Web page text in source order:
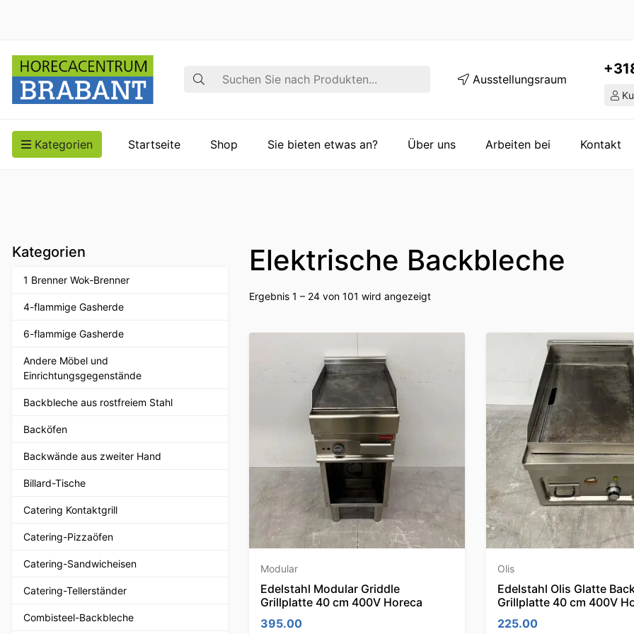
Suche Ausstellungsraum
Kategorien Startseite Shop Sie bieten etwas an? Über uns Arbeiten bei Kontakt
Kategorien
1 Brenner Wok-Brenner
4-flammige Gasherde
6-flammige Gasherde
Andere Möbel und
Einrichtungsgegenstände
Backbleche aus rostfreiem Stahl
Backöfen
Backwände aus zweiter Hand
Billard-Tische
Catering Kontaktgrill
Catering-Pizzaöfen
Catering-Sandwicheisen
Catering-Tellerständer
Combisteel-Backbleche
Elektrische Backbleche
Ergebnis 1 – 24 von 101 wird angezeigt
Modular
Edelstahl Modular Griddle
Grillplatte 40 cm 400V Horeca
395.00
Olis
Edelstahl Olis Glatte
Grillplatte 40 cm 400V
225.00